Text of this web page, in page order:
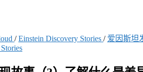
/ Einstein Discovery Stories / 爱因斯坦